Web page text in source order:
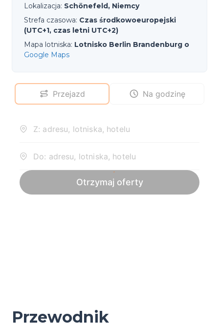
Lokalizacja: Schönefeld, Niemcy
Strefa czasowa: Czas środkowoeuropejski
(UTC+1, czas letni UTC+2)
Mapa lotniska: Lotnisko Berlin Brandenburg o
Google Maps
Przewodnik